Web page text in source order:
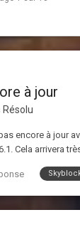
à jour
Résolu
encore à jour
Cela arrivera